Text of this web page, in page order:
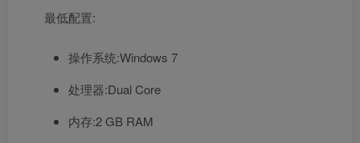
最低配置:
操作系统:Windows 7
处理器:Dual Core
内存:2 GB RAM